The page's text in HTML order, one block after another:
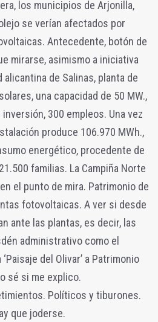
los municipios de Arjonilla,
se verían afectados por
Antecedente, botón de
mirarse, asimismo a iniciativa
alicantina de Salinas, planta de
una capacidad de 50 MW.,
300 empleos. Una vez
produce 106.970 MWh.,
energético, procedente de
familias. La Campiña Norte
el punto de mira. Patrimonio de
fotovoltaicas. A ver si desde
ante las plantas, es decir, las
administrativo como el
del Olivar’ a Patrimonio
sé si me explico.
Políticos y tiburones.
que joderse.